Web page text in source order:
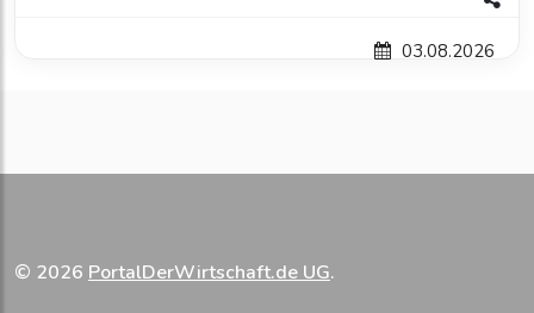
03.08.2026
© 2026 PortalDerWirtschaft.de UG.